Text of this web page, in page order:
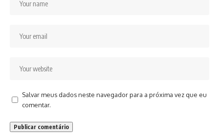
Salvar meus dados neste navegador para a próxima vez que eu
comentar.